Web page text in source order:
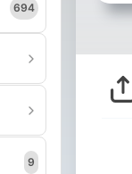
694
9